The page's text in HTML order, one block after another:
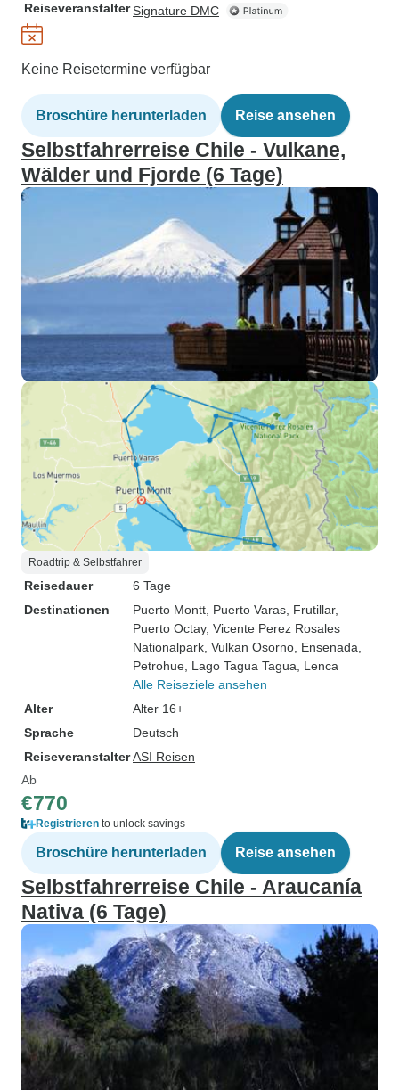
ReiseveranstalterSignature DMC
Keine Reisetermine verfügbar
Broschüre herunterladen Reise ansehen
Selbstfahrerreise Chile - Vulkane,
Wälder und Fjorde (6 Tage)
Roadtrip & Selbstfahrer
Reisedauer
6 Tage
Destinationen
Puerto Montt , Puerto Varas , Frutillar,
Puerto Octay, Vicente Perez Rosales
Nationalpark , Vulkan Osorno , Ensenada
Petrohue , Lago Tagua Tagua , Lenca
Alle Reiseziele ansehen
Alter
Alter 16+
Sprache
Deutsch
ReiseveranstalterASI Reisen
Ab
€770
Registrieren to unlock savings
Broschüre herunterladen Reise ansehen
Selbstfahrerreise Chile - Araucanía
Nativa (6 Tage)